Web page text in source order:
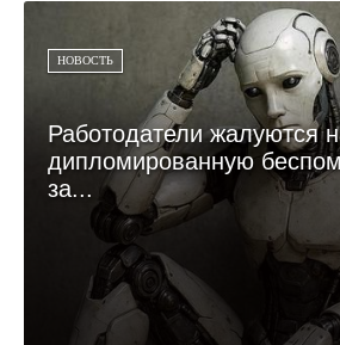
НОВОСТЬ
Работодатели жалуются
дипломированную
за...